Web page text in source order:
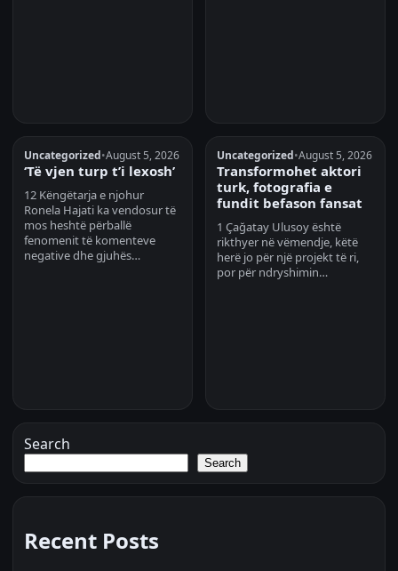
Uncategorized•August 5, 2026
‘Të vjen turp t’i lexosh’
12 Këngëtarja e njohur
Ronela Hajati ka vendosur të
mos heshtë përballë
fenomenit të komenteve
negative dhe gjuhës…
Uncategorized•August 5, 2026
Transformohet aktori
turk, fotografia e
fundit befason fansat
1 Çağatay Ulusoy është
rikthyer në vëmendje, këtë
herë jo për një projekt të ri,
por për ndryshimin…
Search
Search
Recent Posts